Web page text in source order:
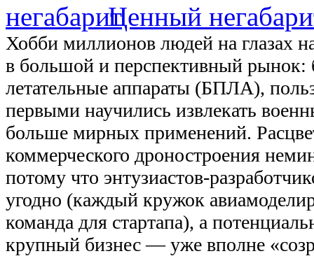
Ценный
Хобби миллионов людей на глазах
в большой и перспективный рынок:
летательные аппараты (БПЛА),
первыми научились извлекать
больше мирных применений.
коммерческого дроностроения
потому что энтузиастов-
угодно (каждый кружок
команда для стартапа), а
крупный бизнес — уже вполне